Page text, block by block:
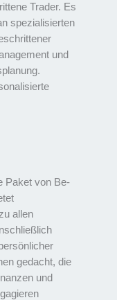
Trader. Es
spezialisierten
und
Paket von Be-
allen
gedacht, die
und